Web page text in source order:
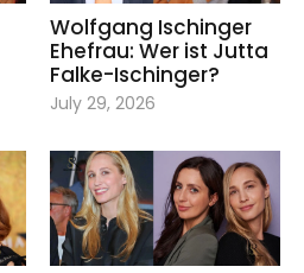
Wolfgang Ischinger
Ehefrau: Wer ist Jutta
Falke-Ischinger?
July 29, 2026